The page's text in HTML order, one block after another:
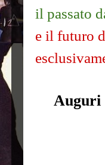
il passato
e il futuro
Auguri